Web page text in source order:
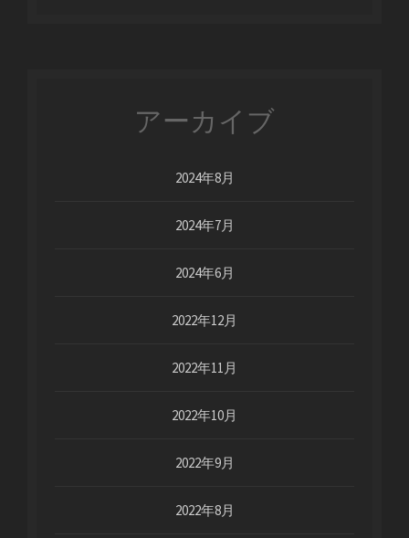
アーカイブ
2024年8月
2024年7月
2024年6月
2022年12月
2022年11月
2022年10月
2022年9月
2022年8月